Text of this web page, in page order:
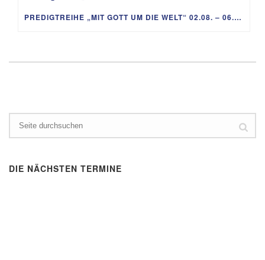
PREDIGTREIHE „MIT GOTT UM DIE WELT“ 02.08. – 06.09.
DIE NÄCHSTEN TERMINE